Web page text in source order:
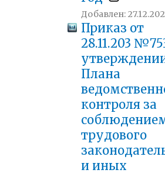
Добавлен:
Приказ от
28.11.203
Плана
контроля за
трудового
и иных